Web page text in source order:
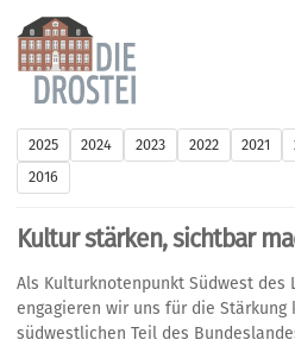
Kultur stärken, sichtbar
Als Kulturknotenpunkt Südwest des
engagieren wir uns für die
südwestlichen Teil des
2025 2024 2023 2022 2021
2016